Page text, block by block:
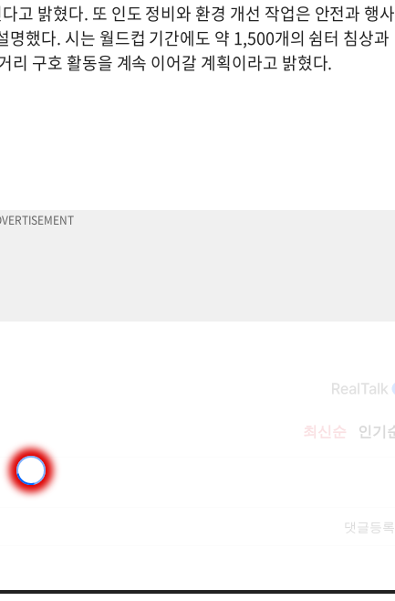
고 밝혔다. 또 인도 정비와 환경 개선 작업은 안전과 행사
했다. 시는 월드컵 기간에도 약 1,500개의 쉼터 침상과
구호 활동을 계속 이어갈 계획이라고 밝혔다.